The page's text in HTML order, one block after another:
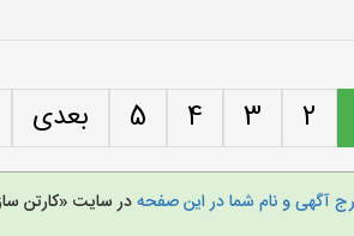
2
3
4
5 بعدی
آگهی و نام شما در این صفحهدر سایت «کارتن